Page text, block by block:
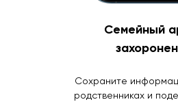
Семейный
Сохраните
родственниках и